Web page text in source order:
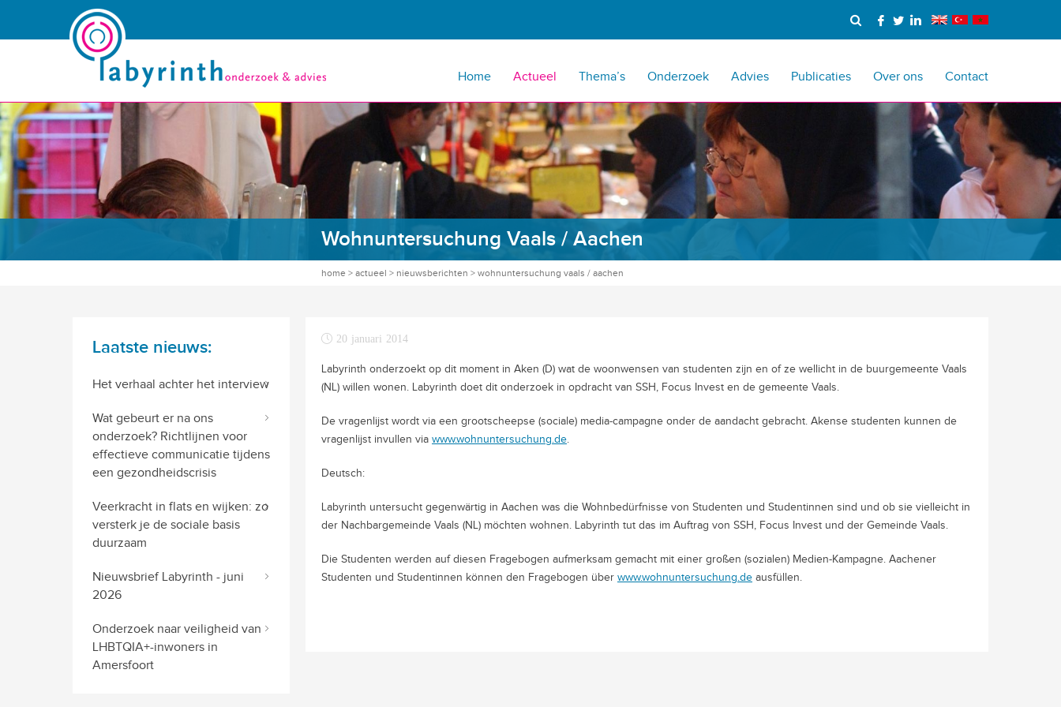
Home Actueel Thema’s Onderzoek Advies Publicaties Over ons Contact
Wohnuntersuchung Vaals / Aachen
home > actueel > nieuwsberichten > wohnuntersuchung vaals / aachen
Laatste nieuws:
Het verhaal achter het interview
Wat gebeurt er na ons
onderzoek? Richtlijnen voor
effectieve communicatie tijdens
een gezondheidscrisis
Veerkracht in flats en wijken: zo
versterk je de sociale basis
duurzaam
Nieuwsbrief Labyrinth - juni
2026
Onderzoek naar veiligheid van
LHBTQIA+-inwoners in
Amersfoort
20 januari 2014
Labyrinth onderzoekt op dit moment in Aken (D) wat de woonwensen van studenten zijn en of ze wellicht in de buurgemeente Vaals
(NL) willen wonen. Labyrinth doet dit onderzoek in opdracht van SSH, Focus Invest en de gemeente Vaals.
De vragenlijst wordt via een grootscheepse (sociale) media-campagne onder de aandacht gebracht. Akense studenten kunnen de
vragenlijst invullen via www.wohnuntersuchung.de.
Deutsch:
Labyrinth untersucht gegenwärtig in Aachen was die Wohnbedürfnisse von Studenten und Studentinnen sind und ob sie vielleicht in
der Nachbargemeinde Vaals (NL) möchten wohnen. Labyrinth tut das im Auftrag von SSH, Focus Invest und der Gemeinde Vaals.
Die Studenten werden auf diesen Fragebogen aufmerksam gemacht mit einer großen (sozialen) Medien-Kampagne. Aachener
Studenten und Studentinnen können den Fragebogen über www.wohnuntersuchung.de ausfüllen.